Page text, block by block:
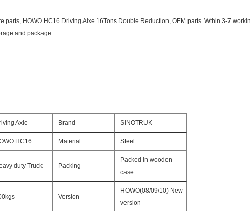
parts, HOWO HC16 Driving Alxe 16Tons Double Reduction, OEM parts. Wthin 3-7
and package.
Axle Brand SINOTRUK
HC16 Material Steel
duty Truck Packing
Packed in wooden
case
Version
HOWO(08/09/10) New
version